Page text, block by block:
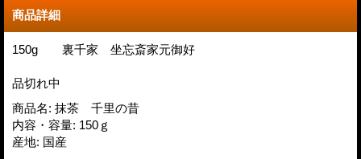
商品詳細
150g 裏千家 坐忘斎家元御好
品切れ中
商品名: 抹茶 千里の昔
内容・容量: 150ｇ
産地: 国産